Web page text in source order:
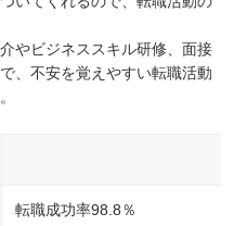
やビジネススキル研修、面接
、不安を覚えやすい転職活動
転職成功率98.8％